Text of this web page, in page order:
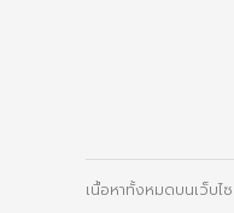
เนื้อหาทั้งหมดบนเว็บไ